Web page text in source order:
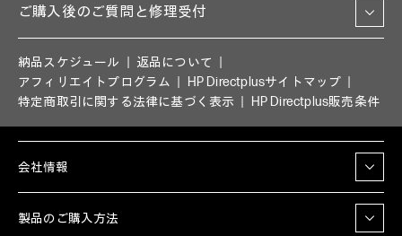
ご購入後のご質問と修理受付
納品スケジュール
返品について
アフィリエイトプログラム
HP Directplusサイトマップ
特定商取引に関する法律に基づく表示
HP Directplus販売条件
会社情報
製品のご購入方法